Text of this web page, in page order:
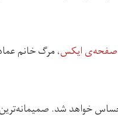
صفحه‌ی ایکس، مرگ خانم
خواهد شد.